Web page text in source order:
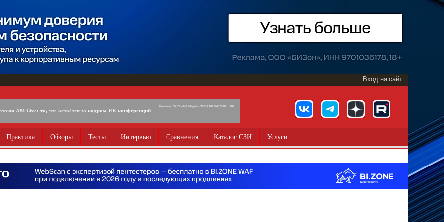
Вход на сайт
AM Live: то, что остаётся за кадром ИБ-конференций
Реклама. ООО «АМ Медиа» ОГРН 1077746725891, 18+
Практика Обзоры Тесты Интервью Сравнения Каталог СЗИ Услуги